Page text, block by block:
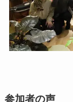
参加者の声